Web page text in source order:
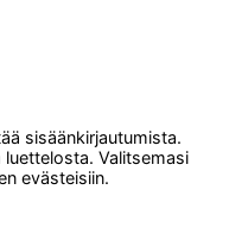
sisäänkirjautumista.
Valitsemasi
evästeisiin.